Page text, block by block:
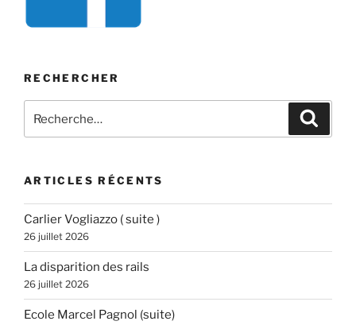
RECHERCHER
pour
ARTICLES RÉCENTS
Carlier Vogliazzo ( suite )
26 juillet 2026
La disparition des rails
26 juillet 2026
Ecole Marcel Pagnol (suite)